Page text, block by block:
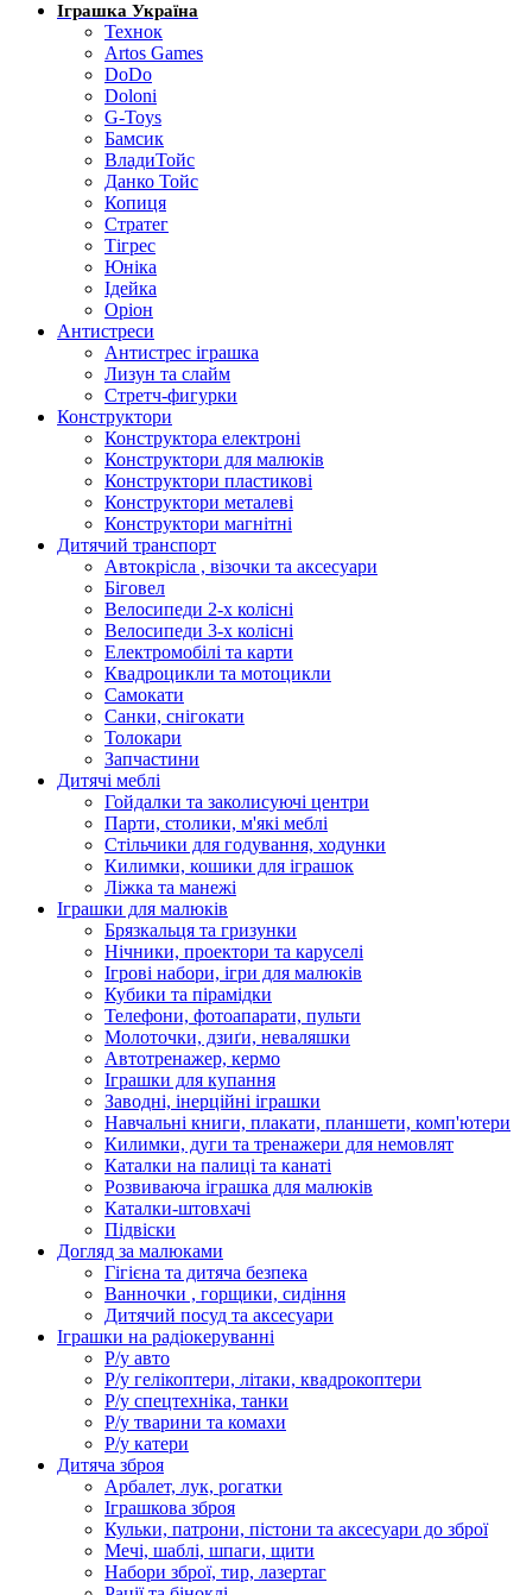
Іграшка Україна
Технок
Artos Games
DoDo
Doloni
G-Toys
Бамсик
ВладиТойс
Данко Тойс
Копиця
Стратег
Тігрес
Юніка
Ідейка
Оріон
Антистреси
Антистрес іграшка
Лизун та слайм
Стретч-фигурки
Конструктори
Конструктора електроні
Конструктори для малюків
Конструктори пластикові
Конструктори металеві
Конструктори магнітні
Дитячий транспорт
Автокрісла , візочки та аксесуари
Біговел
Велосипеди 2-х колісні
Велосипеди 3-х колісні
Електромобілі та карти
Квадроцикли та мотоцикли
Самокати
Санки, снігокати
Толокари
Запчастини
Дитячі меблі
Гойдалки та заколисуючі центри
Парти, столики, м'які меблі
Стільчики для годування, ходунки
Килимки, кошики для іграшок
Ліжка та манежі
Іграшки для малюків
Брязкальця та гризунки
Нічники, проектори та каруселі
Ігрові набори, ігри для малюків
Кубики та пірамідки
Телефони, фотоапарати, пульти
Молоточки, дзиґи, неваляшки
Автотренажер, кермо
Іграшки для купання
Заводні, інерційні іграшки
Навчальні книги, плакати, планшети, комп'ютери
Килимки, дуги та тренажери для немовлят
Каталки на палиці та канаті
Розвиваюча іграшка для малюків
Каталки-штовхачі
Підвіски
Догляд за малюками
Гігієна та дитяча безпека
Ванночки , горщики, сидіння
Дитячий посуд та аксесуари
Іграшки на радіокеруванні
Р/у авто
Р/у гелікоптери, літаки, квадрокоптери
Р/у спецтехніка, танки
Р/у тварини та комахи
Р/у катери
Дитяча зброя
Арбалет, лук, рогатки
Іграшкова зброя
Кульки, патрони, пістони та аксесуари до зброї
Мечі, шаблі, шпаги, щити
Набори зброї, тир, лазертаг